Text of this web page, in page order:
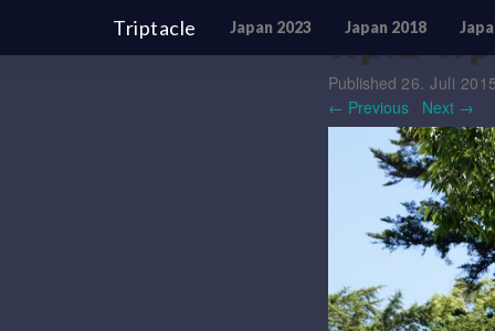
Triptacle Japan 2023 Japan 2018
wpid-
Published 26. Juli 2015
← Previous
Next →